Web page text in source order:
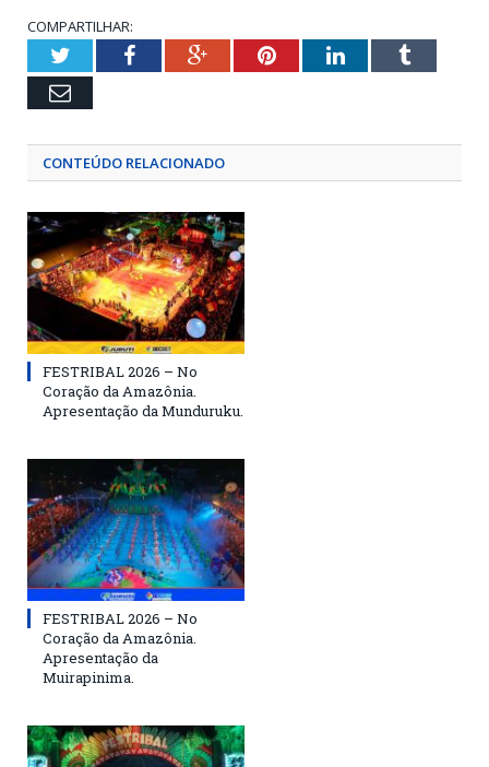
COMPARTILHAR:
TwitterFacebookGoogle+PinterestLinkedInTumblr
Email
CONTEÚDO RELACIONADO
FESTRIBAL 2026 – No
Coração da Amazônia.
Apresentação da Munduruku.
FESTRIBAL 2026 – No
Coração da Amazônia.
Apresentação da
Muirapinima.